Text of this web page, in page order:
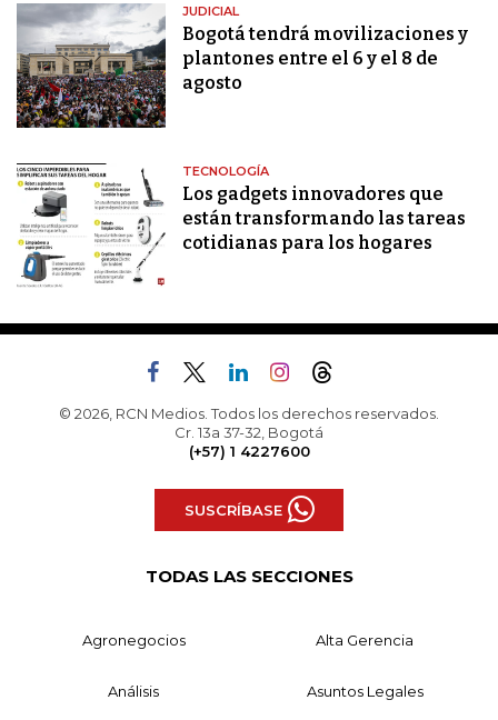
JUDICIAL
Bogotá tendrá movilizaciones y
plantones entre el 6 y el 8 de
agosto
TECNOLOGÍA
Los gadgets innovadores que
están transformando las tareas
cotidianas para los hogares
© 2026, RCN Medios. Todos los derechos reservados.
Cr. 13a 37-32, Bogotá
(+57) 1 4227600
SUSCRÍBASE
TODAS LAS SECCIONES
Agronegocios Alta Gerencia
Análisis Asuntos Legales